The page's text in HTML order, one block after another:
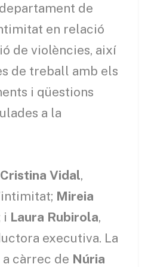
de
en relació
de violències, així
de treball amb els
i qüestions
a la
Cristina Vidal,
Mireia
i Laura Rubirola,
executiva. La
càrrec de Núria